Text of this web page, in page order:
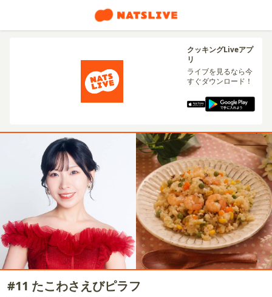
クッキングLiveアプ
リ
ライブを見るなら今
すぐダウンロード！
#11 たこわさえびピラフ